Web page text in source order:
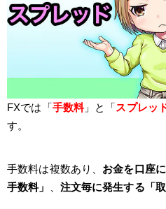
FXでは「手数料」と「スプレッ
す。
手数料は複数あり、 お金を口座
手数料」
注文毎に発生する「取